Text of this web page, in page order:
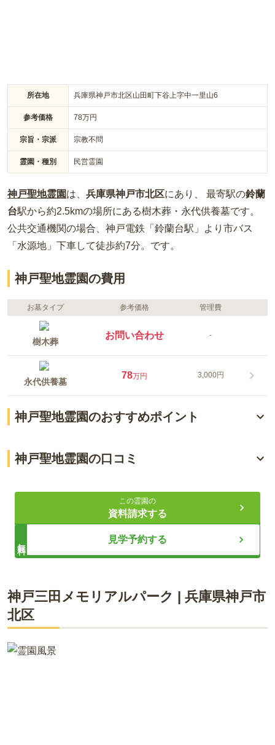
所在地 兵庫県神戸市北区山田町下谷上字中一里山6
参考価格 78万円
宗旨・宗派 宗教不問
霊園・種別 民営霊園
神戸聖地霊園は、 兵庫県神戸市北区にあり、 最寄駅の鈴蘭
台駅から約2.5kmの場所にある樹木葬・永代供養墓です。
公共交通機関の場合 、神戸電鉄「鈴蘭台駅」より市バス
「水源地」下車して徒歩約7分。 です。
神戸聖地霊園の費用
お墓タイプ 参考価格 管理費
樹木葬
お問い合わせ -
永代供養墓
78万円 3,000円
神戸聖地霊園のおすすめポイント
アクセスが便利・無料送迎バスも運行中
ライフドット編集部
す。園内には癒しの音楽が静かに流れているなど落ち着いた雰
囲気。全区画が「永代供養付墓所」であり、南向きであること
からも陽当たりも良好な霊園です。管理休憩棟では専門のスタ
れています。供花、線香、ロウソクの販売や車いすの貸出もあ
神戸聖地霊園の口コミ
60代・男性
車で霊園まで行っている。送迎バスもある。
この霊園の
資料請求する
見学予約する
神戸三田メモリアルパーク 兵庫県神戸市
北区